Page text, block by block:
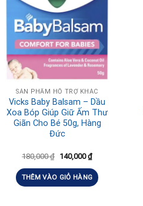
SẢN PHẨM HỖ TRỢ KHÁC
Vicks Baby Balsam – Dầu
Xoa Bóp Giúp Giữ Ấm Thư
Giãn Cho Bé 50g, Hàng
Đức
180,000₫ 140,000₫
THÊM VÀO GIỎ HÀNG